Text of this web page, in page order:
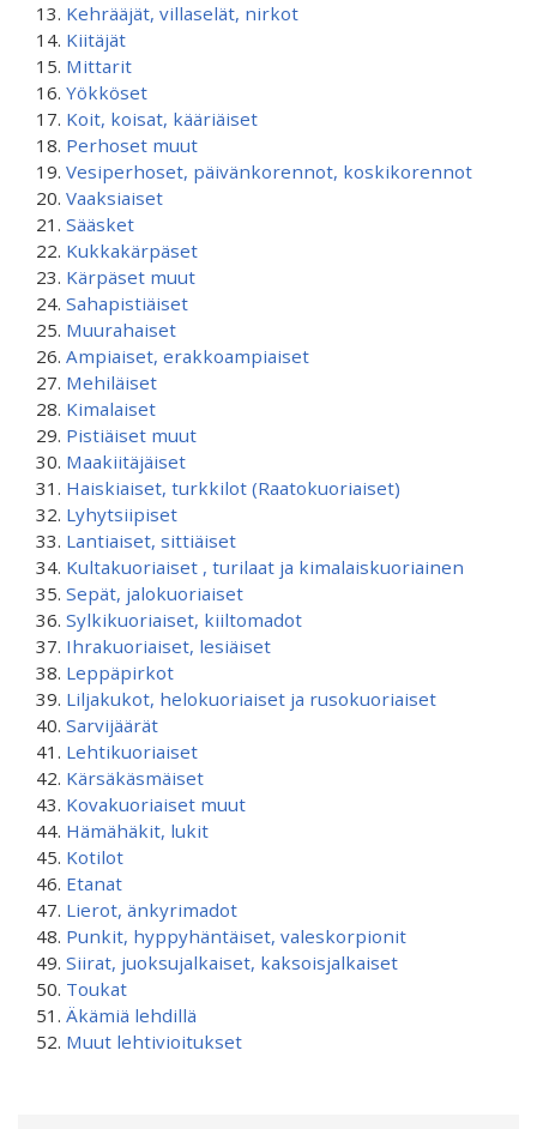
Kehrääjät, villaselät, nirkot
Kiitäjät
Mittarit
Yökköset
Koit, koisat, kääriäiset
Perhoset muut
Vesiperhoset, päivänkorennot, koskikorennot
Vaaksiaiset
Sääsket
Kukkakärpäset
Kärpäset muut
Sahapistiäiset
Muurahaiset
Ampiaiset, erakkoampiaiset
Mehiläiset
Kimalaiset
Pistiäiset muut
Maakiitäjäiset
Haiskiaiset, turkkilot (Raatokuoriaiset)
Lyhytsiipiset
Lantiaiset, sittiäiset
Kultakuoriaiset , turilaat ja kimalaiskuoriainen
Sepät, jalokuoriaiset
Sylkikuoriaiset, kiiltomadot
Ihrakuoriaiset, lesiäiset
Leppäpirkot
Liljakukot, helokuoriaiset ja rusokuoriaiset
Sarvijäärät
Lehtikuoriaiset
Kärsäkäsmäiset
Kovakuoriaiset muut
Hämähäkit, lukit
Kotilot
Etanat
Lierot, änkyrimadot
Punkit, hyppyhäntäiset, valeskorpionit
Siirat, juoksujalkaiset, kaksoisjalkaiset
Toukat
Äkämiä lehdillä
Muut lehtivioitukset